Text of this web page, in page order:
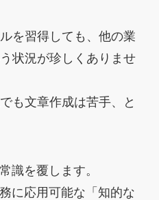
を習得しても、他の業
状況が珍しくありませ
も文章作成は苦手、と
識を覆します。
に応用可能な「知的な